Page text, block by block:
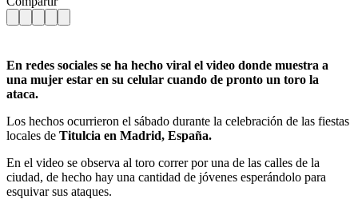
En redes sociales se ha hecho viral el video donde muestra a
una mujer estar en su celular cuando de pronto un toro la
ataca.
Los hechos ocurrieron el sábado durante la celebración de las fiestas
locales de Titulcia en Madrid, España.
En el video se observa al toro correr por una de las calles de la
ciudad, de hecho hay una cantidad de jóvenes esperándolo para
esquivar sus ataques.